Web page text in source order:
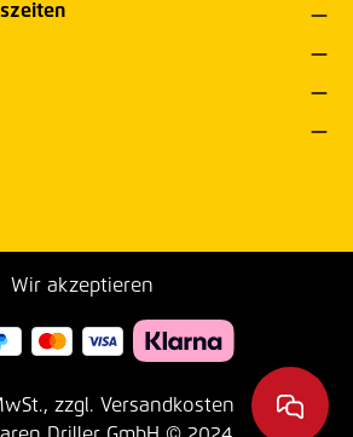
Wir akzeptieren
zzgl. Versandkosten